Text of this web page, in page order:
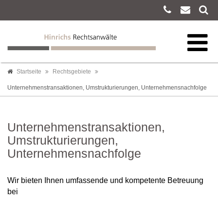
Startseite Rechtsgebiete
Unternehmenstransaktionen, Umstrukturierungen, Unternehmensnachfolge
Unternehmenstransaktionen,
Umstrukturierungen,
Unternehmensnachfolge
Wir bieten Ihnen umfassende und kompetente Betreuung
bei